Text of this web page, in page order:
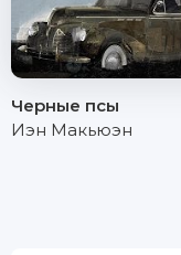
Черные псы
Иэн Макьюэн